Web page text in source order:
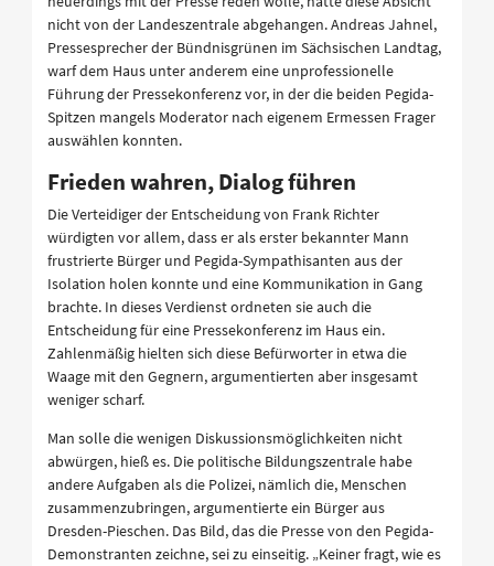
nicht von der Landeszentrale abgehangen. Andreas Jahnel,
Pressesprecher der Bündnisgrünen im Sächsischen Landtag,
warf dem Haus unter anderem eine unprofessionelle
Führung der Pressekonferenz vor, in der die beiden Pegida-
Spitzen mangels Moderator nach eigenem Ermessen Frager
auswählen konnten.
Frieden wahren, Dialog führen
Die Verteidiger der Entscheidung von Frank Richter
würdigten vor allem, dass er als erster bekannter Mann
frustrierte Bürger und Pegida-Sympathisanten aus der
Isolation holen konnte und eine Kommunikation in Gang
brachte. In dieses Verdienst ordneten sie auch die
Entscheidung für eine Pressekonferenz im Haus ein.
Zahlenmäßig hielten sich diese Befürworter in etwa die
Waage mit den Gegnern, argumentierten aber insgesamt
weniger scharf.
Man solle die wenigen Diskussionsmöglichkeiten nicht
abwürgen, hieß es. Die politische Bildungszentrale habe
andere Aufgaben als die Polizei, nämlich die, Menschen
zusammenzubringen, argumentierte ein Bürger aus
Dresden-Pieschen. Das Bild, das die Presse von den Pegida-
Demonstranten zeichne, sei zu einseitig. „Keiner fragt, wie es